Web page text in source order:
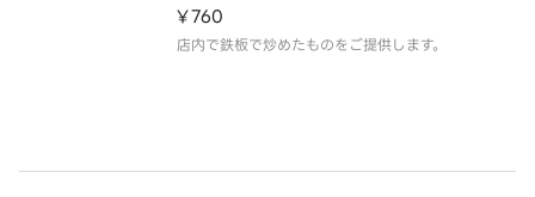
¥760
店内で鉄板で炒めたものをご提供します。